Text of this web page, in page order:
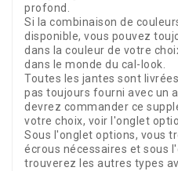
profond.
Si la combinaison de
disponible, vous pouvez
dans la couleur de votre
dans le monde du cal-look.
Toutes les jantes sont
pas toujours fourni avec un
devrez commander ce
votre choix, voir l'onglet
Sous l'onglet options, vous
écrous nécessaires et sous
trouverez les autres types